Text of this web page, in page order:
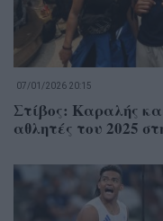
07/01/2026 20:15
Στίβος: Καραλής
αθλητές του 2025